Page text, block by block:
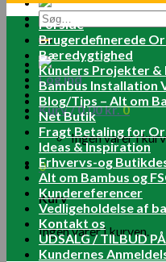
Søg
efter:
Log ind
Kurv /0.00kr.0
Ingen varer i
0
Kurv
Ingen varer i kurven.
Forside
Brugerdefinerede
Bæredygtighed
Kunders Projekter &
Bambus Installation
Blog/Tips – Alt om
Net Butik
Fragt Betaling for
Ideas & Inspiration
Erhvervs-og
Alt om Bambus og
Kundereferencer
Vedligeholdelse af
Kontakt os
UDSALG / TILBUD
Kundernes